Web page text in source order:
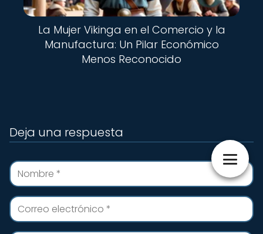
La Mujer Vikinga en el Comercio y la
Manufactura: Un Pilar Económico
Menos Reconocido
Deja una respuesta